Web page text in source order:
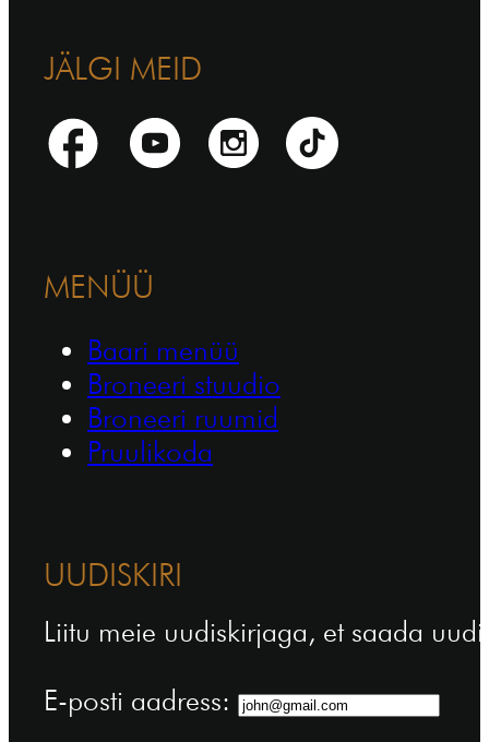
JÄLGI MEID
MENÜÜ
Baari menüü
Broneeri stuudio
Broneeri ruumid
Pruulikoda
UUDISKIRI
Liitu meie uudiskirjaga, et saada
E-posti aadress: